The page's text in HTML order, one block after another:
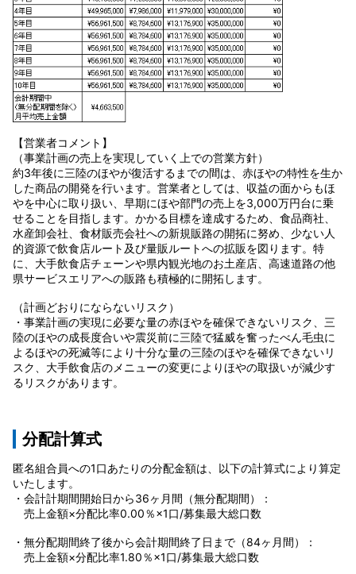
【営業者コメント】
（事業計画の売上を実現していく上での営業方針）
約3年後に三陸のほやが復活するまでの間は、赤ほやの特性を生か
した商品の開発を行います。営業者としては、収益の面からもほ
やを中心に取り扱い、早期にほや部門の売上を3,000万円台に乗
せることを目指します。かかる目標を達成するため、食品商社、
水産卸会社、食材販売会社への新規販路の開拓に努め、少ない人
的資源で飲食店ルート及び量販ルートへの拡販を図ります。特
に、大手飲食店チェーンや県内観光地のお土産店、高速道路の他
県サービスエリアへの販路も積極的に開拓します。
（計画どおりにならないリスク）
・事業計画の実現に必要な量の赤ほやを確保できないリスク、三
陸のほやの成長度合いや震災前に三陸で猛威を奮ったべん毛虫に
よるほやの死滅等により十分な量の三陸のほやを確保できないリ
スク、大手飲食店のメニューの変更によりほやの取扱いが減少す
るリスクがあります。
分配計算式
匿名組合員への1口あたりの分配金額は、以下の計算式により算定
いたします。
・会計計期間開始日から36ヶ月間（無分配期間）：
売上金額×分配比率0.00％×1口/募集最大総口数
・無分配期間終了後から会計期間終了日まで（84ヶ月間）：
売上金額×分配比率1.80％×1口/募集最大総口数